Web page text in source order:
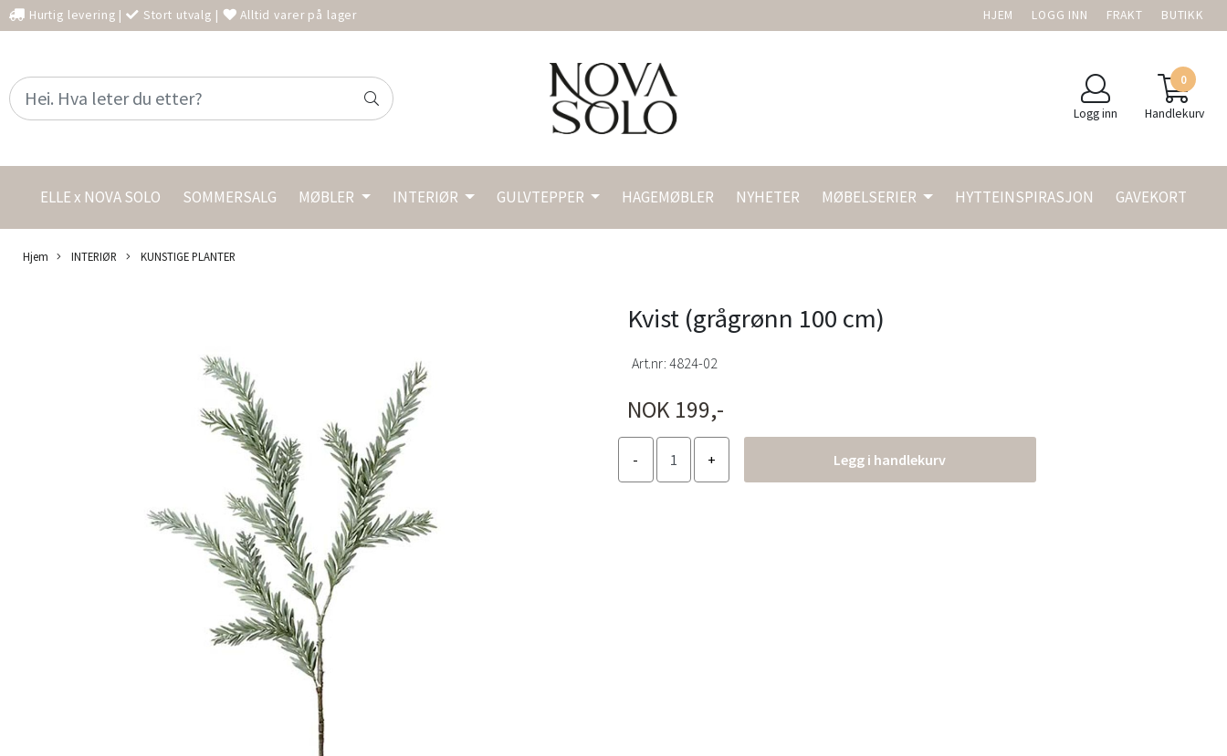
Hurtig levering | Stort utvalg | Alltid varer på lager HJEM LOGG INN FRAKT BUTIKK
Logg inn
0
Handlekurv
ELLE x NOVA SOLO SOMMERSALG MØBLER INTERIØR GULVTEPPER HAGEMØBLER NYHETER MØBELSERIER HYTTEINSPIRASJON GAVEKORT
Hjem INTERIØR KUNSTIGE PLANTER
Kvist (grågrønn 100 cm)
Art.nr: 4824-02
NOK 199,-
Legg i handlekurv